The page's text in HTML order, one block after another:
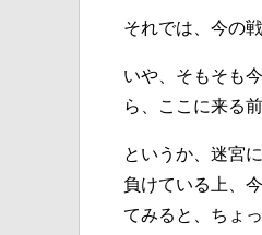
それでは、今の
いや、そもそも
ら、ここに来る
というか、迷宮
負けている上、
てみると、ちょ